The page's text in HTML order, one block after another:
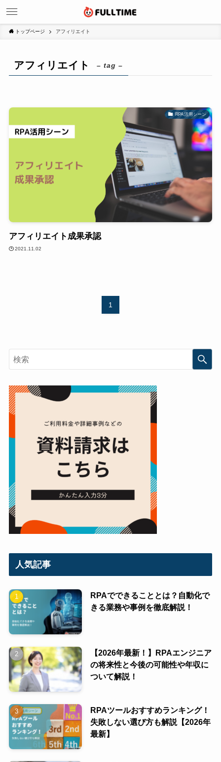
トップページ アフィリエイト
アフィリエイト – tag –
RPA活用シーン
アフィリエイト成果承認
2021.11.02
1
人気記事
RPAでできることとは？自動化で
きる業務や事例を徹底解説！
【2026年最新！】RPAエンジニア
の将来性と今後の可能性や年収に
ついて解説！
RPAツールおすすめランキング！
失敗しない選び方も解説【2026年
最新】